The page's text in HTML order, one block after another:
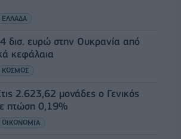
ΕΛΛΑΔΑ
δισ. ευρώ στην Ουκρανία από
κεφάλαια
ΚΟΣΜΟΣ
2.623,62 μονάδες ο Γενικός
πτώση 0,19%
ΟΙΚΟΝΟΜΙΑ